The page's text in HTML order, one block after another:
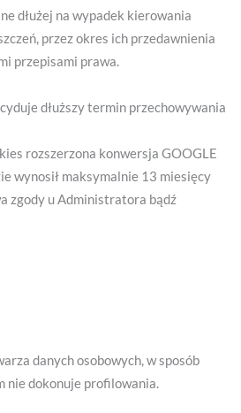
dłużej na wypadek kierowania
przez okres ich przedawnienia
przepisami prawa.
dłuższy termin przechowywania
rozszerzona konwersja GOOGLE
wynosił maksymalnie 13 miesięcy
zgody u Administratora bądź
danych osobowych, w sposób
nie dokonuje profilowania.